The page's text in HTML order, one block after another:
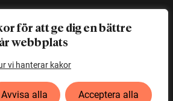
för att ge dig en bättre
webbplats
vi hanterar kakor
Avvisa alla Acceptera alla